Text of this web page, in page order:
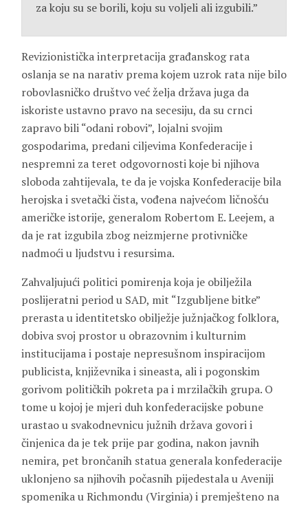
za koju su se borili, koju su voljeli ali izgubili.”
Revizionistička interpretacija građanskog rata
oslanja se na narativ prema kojem uzrok rata nije bilo
robovlasničko društvo već želja država juga da
iskoriste ustavno pravo na secesiju, da su crnci
zapravo bili “odani robovi”, lojalni svojim
gospodarima, predani ciljevima Konfederacije i
nespremni za teret odgovornosti koje bi njihova
sloboda zahtijevala, te da je vojska Konfederacije bila
herojska i svetački čista, vođena najvećom ličnošću
američke istorije, generalom Robertom E. Leejem, a
da je rat izgubila zbog neizmjerne protivničke
nadmoći u ljudstvu i resursima.
Zahvaljujući politici pomirenja koja je obilježila
poslijeratni period u SAD, mit “Izgubljene bitke”
prerasta u identitetsko obilježje južnjačkog folklora,
dobiva svoj prostor u obrazovnim i kulturnim
institucijama i postaje nepresušnom inspiracijom
publicista, književnika i sineasta, ali i pogonskim
gorivom političkih pokreta pa i mrzilačkih grupa. O
tome u kojoj je mjeri duh konfederacijske pobune
urastao u svakodnevnicu južnih država govori i
činjenica da je tek prije par godina, nakon javnih
nemira, pet brončanih statua generala konfederacije
uklonjeno sa njihovih počasnih pijedestala u Aveniji
spomenika u Richmondu (Virginia) i premješteno na